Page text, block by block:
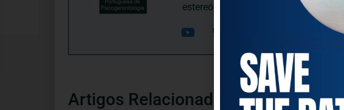
estereótipos negativos relativamente
Artigos Relacionados